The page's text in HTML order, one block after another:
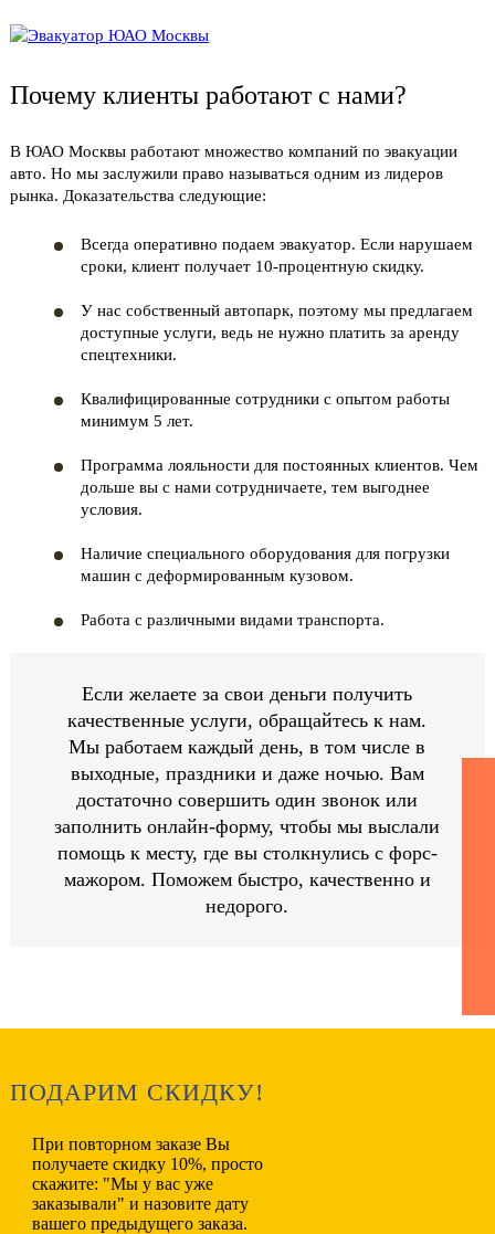
Почему клиенты работают с нами?
В ЮАО Москвы работают множество компаний по эвакуации
авто. Но мы заслужили право называться одним из лидеров
рынка. Доказательства следующие:
Всегда оперативно подаем эвакуатор. Если нарушаем
сроки, клиент получает 10-процентную скидку.
У нас собственный автопарк, поэтому мы предлагаем
доступные услуги, ведь не нужно платить за аренду
спецтехники.
Квалифицированные сотрудники с опытом работы
минимум 5 лет.
Программа лояльности для постоянных клиентов. Чем
дольше вы с нами сотрудничаете, тем выгоднее
условия.
Наличие специального оборудования для погрузки
машин с деформированным кузовом.
Работа с различными видами транспорта.
Если желаете за свои деньги получить
качественные услуги, обращайтесь к нам.
Мы работаем каждый день, в том числе в
выходные, праздники и даже ночью. Вам
достаточно совершить один звонок или
заполнить онлайн-форму, чтобы мы выслали
помощь к месту, где вы столкнулись с форс-
мажором. Поможем быстро, качественно и
недорого.
ПОДАРИМ СКИДКУ!
При повторном заказе Вы
получаете скидку 10%, просто
скажите: "Мы у вас уже
заказывали" и назовите дату
вашего предыдущего заказа.